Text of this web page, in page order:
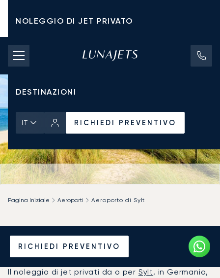
NOLEGGIO DI JET PRIVATO
TARIFFE DI NOLEGGIO
JET PRIVATI
DESTINAZIONI
IT RICHIEDI PREVENTIVO
RICHIEDI PREVENTIVO
Pagina Iniziale Aeroporti Aeroporto di Sylt
Noleggio jet privato per
l'Aeroporto di Sylt (GWT)
Il noleggio di jet privati da o per Sylt, in Germania,